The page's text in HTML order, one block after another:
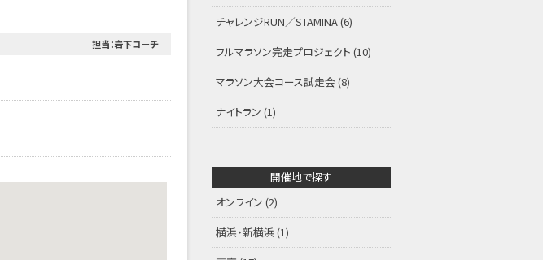
担当：岩下コーチ
チャレンジRUN／STAMINA(6)
フルマラソン完走プロジェクト (10)
マラソン大会コース試走会 (8)
ナイトラン (1)
開催地で探す
オンライン (2)
横浜・新横浜 (1)